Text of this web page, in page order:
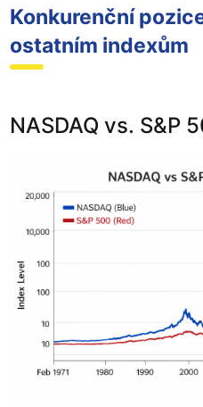
Konkurenční
ostatním indexům
NASDAQ vs. S&P